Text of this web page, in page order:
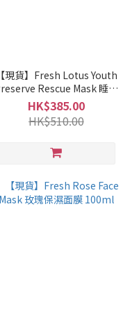
【現貨】Fresh Lotus Youth
Rescue Mask 睡蓮
青春活膚速效面膜
HK$385.00
HK$510.00